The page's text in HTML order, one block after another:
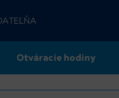
Otváracie hodiny